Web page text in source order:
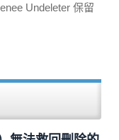
Undeleter 保留